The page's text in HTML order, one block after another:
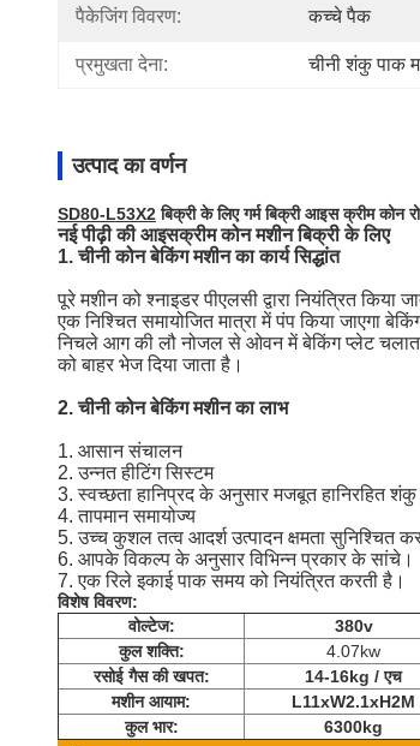
पैकेजिंग विवरण: कच्चे पैक
प्रमुखता देना: चीनी शंकु पाक
उत्पाद का वर्णन
SD80-L53X2बिक्री के लिए गर्म बिक्री आइस क्रीम कोन
नई पीढ़ी की आइसक्रीम कोन मशीन बिक्री के लिए
1. चीनी कोन बेकिंग मशीन का कार्य सिद्धांत
पूरे मशीन को श्नाइडर पीएलसी द्वारा नियंत्रित
एक निश्चित समायोजित मात्रा में पंप किया जाएगा
निचले आग की लौ नोजल से ओवन में बेकिंग प्लेट चलाता
को बाहर भेज दिया जाता है।
2. चीनी कोन बेकिंग मशीन का लाभ
1. आसान संचालन
2. उन्नत हीटिंग सिस्टम
3. स्वच्छता हानिप्रद के अनुसार मजबूत हानिरहित शंकु
4. तापमान समायोज्य
5. उच्च कुशल तत्व आदर्श उत्पादन क्षमता सुनिश्चित
6. आपके विकल्प के अनुसार विभिन्न प्रकार के सांचे।
7. एक रिले इकाई पाक समय को नियंत्रित करती है।
विशेष विवरण:
वोल्टेज:
380v
कुल शक्ति: 4.07kw
रसोई गैस की खपत:
14-16kg / एच
मशीन आयाम:
L11xW2.1xH2M
कुल भार:
6300kg